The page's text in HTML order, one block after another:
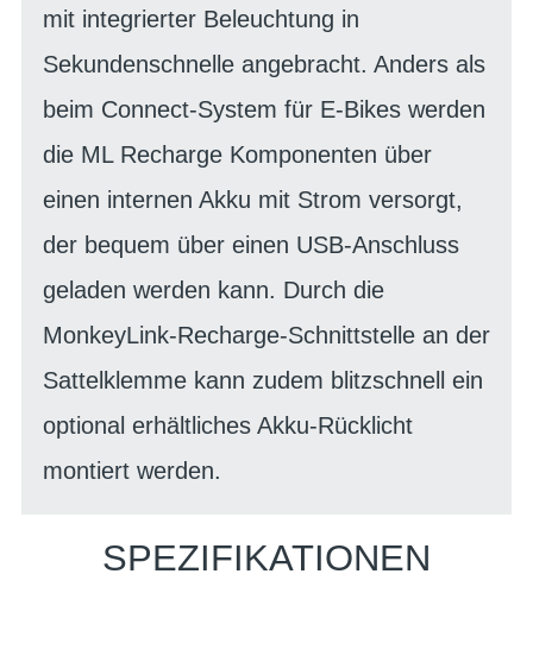
mit integrierter Beleuchtung in
Sekundenschnelle angebracht. Anders als
beim Connect-System für E-Bikes werden
die ML Recharge Komponenten über
einen internen Akku mit Strom versorgt,
der bequem über einen USB-Anschluss
geladen werden kann. Durch die
MonkeyLink-Recharge-Schnittstelle an der
Sattelklemme kann zudem blitzschnell ein
optional erhältliches Akku-Rücklicht
montiert werden.
SPEZIFIKATIONEN